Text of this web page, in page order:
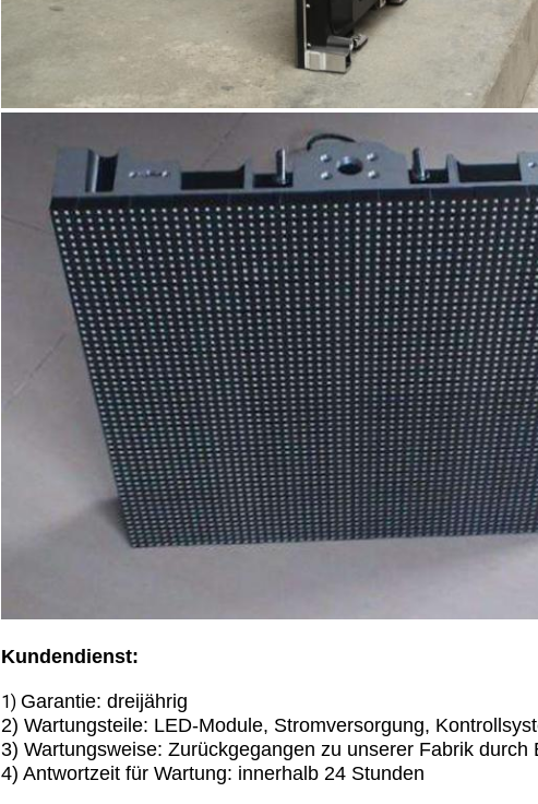
Kundendienst:
1) Garantie: dreijährig
2) Wartungsteile: LED-Module, Stromversorgung,
3) Wartungsweise: Zurückgegangen zu unserer Fabrik durch
4) Antwortzeit für Wartung: innerhalb 24 Stunden